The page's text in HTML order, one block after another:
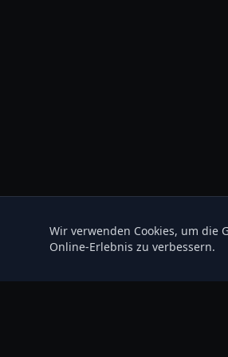
Wir verwenden Cookies, um
Online-Erlebnis zu verbessern.